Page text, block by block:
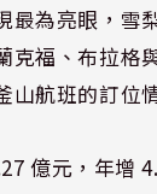
最為亮眼，雪
克福、布拉格
航班的訂位
億元，年增